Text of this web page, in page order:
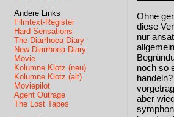
Andere Links
Filmtext-Register
Hard Sensations
The Diarrhoea Diary
New Diarrhoea Diary
Movie
Kolumne Klotz (neu)
Kolumne Klotz (alt)
Moviepilot
Agent Outrage
The Lost Tapes
Ohne
diese
nur
noch so
aber